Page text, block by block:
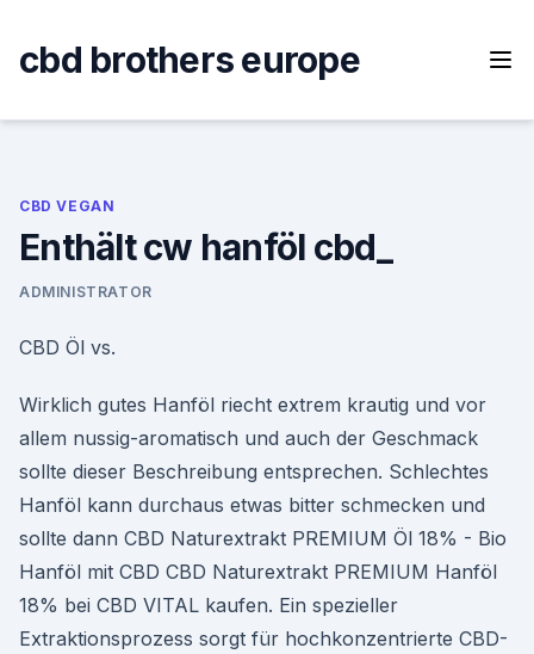
content
cbd brothers europe
CBD VEGAN
Enthält cw hanföl cbd_
ADMINISTRATOR
CBD Öl vs.
Wirklich gutes Hanföl riecht extrem krautig und vor
allem nussig-aromatisch und auch der Geschmack
sollte dieser Beschreibung entsprechen. Schlechtes
Hanföl kann durchaus etwas bitter schmecken und
sollte dann CBD Naturextrakt PREMIUM Öl 18% - Bio
Hanföl mit CBD CBD Naturextrakt PREMIUM Hanföl
18% bei CBD VITAL kaufen. Ein spezieller
Extraktionsprozess sorgt für hochkonzentrierte CBD-